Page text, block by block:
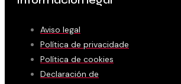
Aviso legal
Política de privacidade
Política de cookies
Declaración de